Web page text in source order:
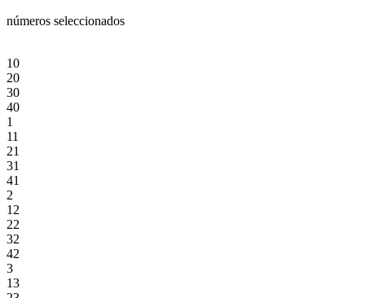
números seleccionados
10
20
30
40
1
11
21
31
41
2
12
22
32
42
3
13